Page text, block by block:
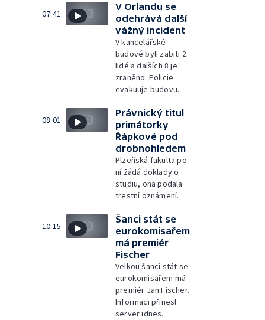
07:41
V Orlandu se
odehrává další
vážný incident
V kancelářské
budově byli zabiti 2
lidé a dalších 8 je
zraněno. Policie
evakuuje budovu.
08:01
Právnický titul
primátorky
Řápkové pod
drobnohledem
Plzeňská fakulta po
ní žádá doklady o
studiu, ona podala
trestní oznámení.
10:15
Šanci stát se
eurokomisařem
má premiér
Fischer
Velkou šanci stát se
eurokomisařem má
premiér Jan Fischer.
Informaci přinesl
server idnes.